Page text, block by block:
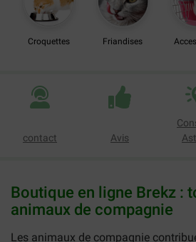
Croquettes Friandises
contact Avis
Boutique en ligne Brekz :
animaux de compagnie
Les animaux de compagnie